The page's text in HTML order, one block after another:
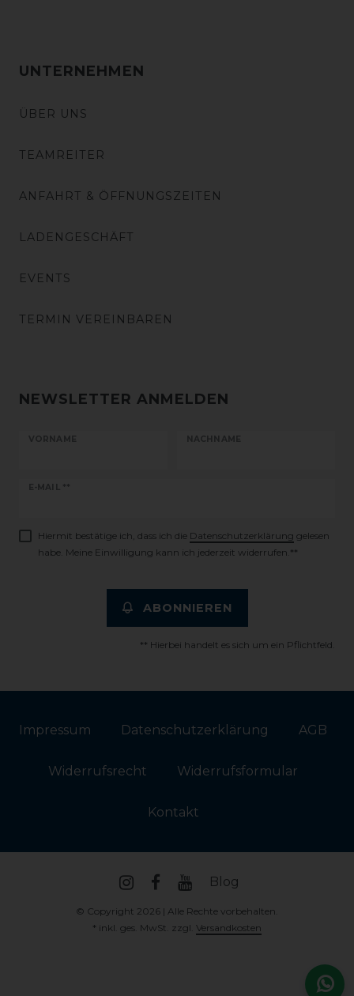
UNTERNEHMEN
ÜBER UNS
TEAMREITER
ANFAHRT & ÖFFNUNGSZEITEN
LADENGESCHÄFT
EVENTS
TERMIN VEREINBAREN
NEWSLETTER ANMELDEN
VORNAME NACHNAME
E-MAIL **
Newsletter
Hiermit bestätige ich, dass ich die Daten­schutz­erklärung gelesen
habe. Meine Einwilligung kann ich jederzeit widerrufen.**
ABONNIEREN
** Hierbei handelt es sich um ein Pflichtfeld.
Impressum Daten­schutz­erklärung AGB
Widerrufs­recht Widerrufs­formular
Kontakt
Blog
© Copyright 2026 | Alle Rechte vorbehalten.
* inkl. ges. MwSt. zzgl. Versandkosten